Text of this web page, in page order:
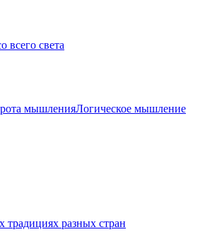
всего света
мышленияЛогическое мышление
разных стран